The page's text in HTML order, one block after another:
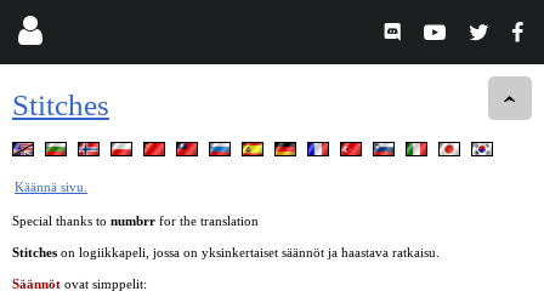
Stitches
Käännä sivu.
Special thanks to numbrr for the translation
Stitches on logiikkapeli, jossa on yksinkertaiset säännöt ja haastava ratkaisu.
Säännöt ovat simppelit: